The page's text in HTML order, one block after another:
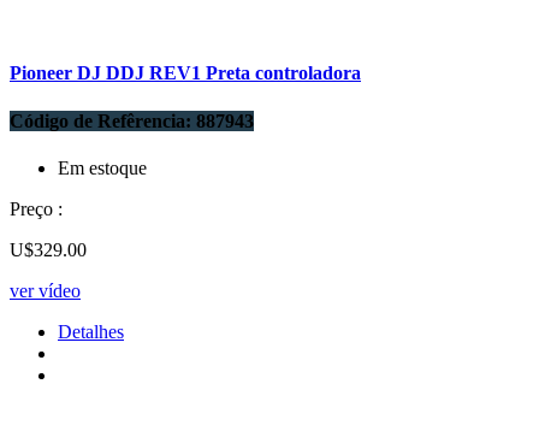
Pioneer DJ DDJ REV1 Preta controladora
Código de Refêrencia: 887943
Em estoque
Preço :
U$329.00
ver vídeo
Detalhes